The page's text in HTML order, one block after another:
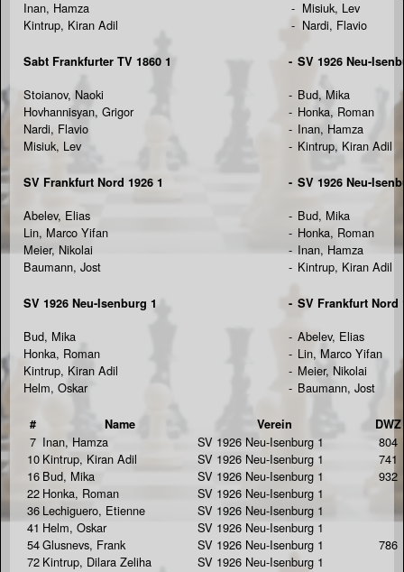
Inan, Hamza
- Misiuk, Lev
Kintrup, Kiran Adil
- Nardi, Flavio
Sabt Frankfurter TV 1860 1 - SV 1926 Neu-
Stoianov, Naoki - Bud, Mika
Hovhannisyan, Grigor
- Honka, Roman
Nardi, Flavio
- Inan, Hamza
Misiuk, Lev
- Kintrup, Kiran Adil
SV Frankfurt Nord 1926 1 - SV 1926 Neu-
Abelev, Elias - Bud, Mika
Lin, Marco Yifan
- Honka, Roman
Meier, Nikolai
- Inan, Hamza
Baumann, Jost
- Kintrup, Kiran Adil
SV 1926 Neu-Isenburg 1 - SV Frankfurt Nord
Bud, Mika - Abelev, Elias
Honka, Roman
- Lin, Marco Yifan
Kintrup, Kiran Adil
- Meier, Nikolai
Helm, Oskar
- Baumann, Jost
# Name Verein DWZ
7 Inan, Hamza SV 1926 Neu-Isenburg 1
804
10 Kintrup, Kiran Adil SV 1926 Neu-Isenburg 1
741
16 Bud, Mika SV 1926 Neu-Isenburg 1
932
22 Honka, Roman
SV 1926 Neu-Isenburg 1
36 Lechiguero, Etienne
SV 1926 Neu-Isenburg 1
41 Helm, Oskar
SV 1926 Neu-Isenburg 1
54Glusnevs, Frank SV 1926 Neu-Isenburg 1
786
72 Kintrup, Dilara Zeliha SV 1926 Neu-Isenburg 1